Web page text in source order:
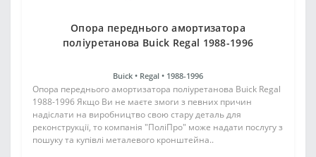
Опора переднього амортизатора
поліуретанова Buick Regal 1988-1996
Buick • Regal • 1988-1996
Опора переднього амортизатора поліуретанова Buick Regal
1988-1996 Якщо Ви не маєте змоги з певних причин
надіслати на виробництво свою стару деталь для
реконструкції, то компанія "ПоліПро" може надати послугу з
пошуку та купівлі металевого кронштейна..